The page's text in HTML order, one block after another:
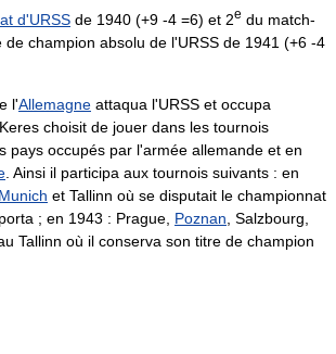
d'URSS de 1940 (+9 -4 =6) et 2e du match-
champion absolu de l'URSS de 1941 (+6 -4
l'Allemagne attaqua l'URSS et occupa
choisit de jouer dans les tournois
pays occupés par l'armée allemande et en
. Ainsi il participa aux tournois suivants : en
Munich et Tallinn où se disputait le championnat
; en 1943 : Prague, Poznan , Salzbourg,
Tallinn où il conserva son titre de champion